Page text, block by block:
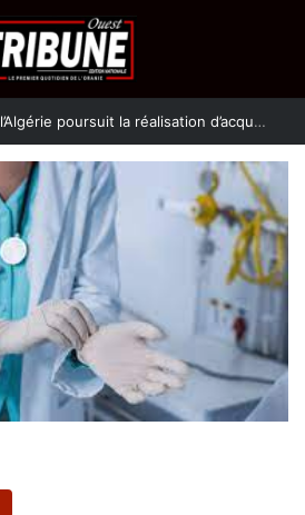
La revue El Djeïch : l’Algérie poursuit la réalisation d’acquis qualitatifs et historiques dans un climat de sécurité et de stabilité